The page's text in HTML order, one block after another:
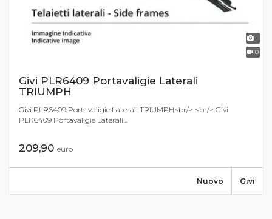
1
0
Givi PLR6409 Portavaligie Laterali
TRIUMPH
Givi PLR6409 Portavaligie Laterali TRIUMPH<br/> <br/> Givi
PLR6409 Portavaligie Laterali...
209,90 euro
Givi
Nuovo